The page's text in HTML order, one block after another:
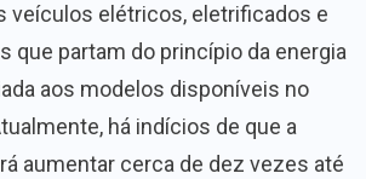
veículos elétricos, eletrificados e
que partam do princípio da energia
aos modelos disponíveis no
há indícios de que a
aumentar cerca de dez vezes até